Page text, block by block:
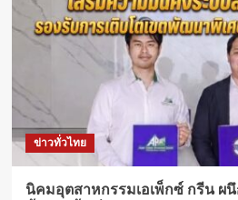
ข่าวทั่วไทย
นิคมอุตสาหกรรมเอเพ็กซ์ กรีน ผ